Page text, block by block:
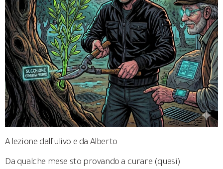
A lezione dall’ulivo e da Alberto
Da qualche mese sto provando a curare (quasi)